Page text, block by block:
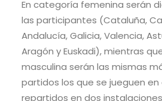
En categoría femenina serán
las participantes (Cataluña,
Andalucía, Galicia, Valencia,
Aragón y Euskadi), mientras
masculina serán las mismas
partidos los que se jueguen
repartidos en dos